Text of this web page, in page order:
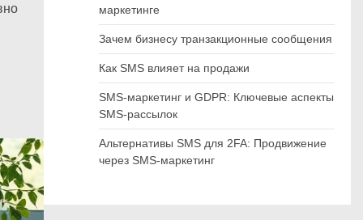
маркетинге
Зачем бизнесу транзакционные сообщения
Как SMS влияет на продажи
SMS-маркетинг и GDPR: Ключевые аспекты
SMS-рассылок
Альтернативы SMS для 2FA: Продвижение
через SMS-маркетинг